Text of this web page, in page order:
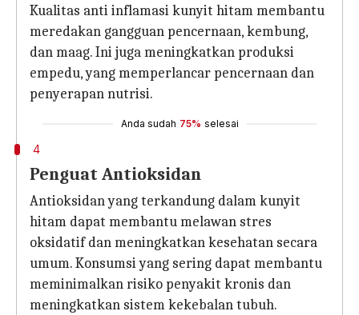
Kualitas anti inflamasi kunyit hitam membantu
meredakan gangguan pencernaan, kembung,
dan maag. Ini juga meningkatkan produksi
empedu, yang memperlancar pencernaan dan
penyerapan nutrisi.
Anda sudah 75% selesai
4
Penguat Antioksidan
Antioksidan yang terkandung dalam kunyit
hitam dapat membantu melawan stres
oksidatif dan meningkatkan kesehatan secara
umum. Konsumsi yang sering dapat membantu
meminimalkan risiko penyakit kronis dan
meningkatkan sistem kekebalan tubuh.